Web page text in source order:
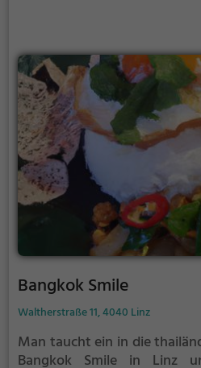
Bangkok Smile
Waltherstraße 11, 4040 Linz
Man taucht ein in die
Bangkok Smile in Linz